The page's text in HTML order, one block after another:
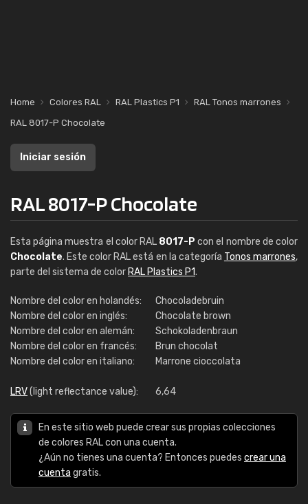
Home Colores RAL RAL Plastics P1
RAL Tonos marrones
RAL 8017-P Chocolate
Iniciar sesión
RAL 8017-P Chocolate
Esta página muestra el color RAL 8017-P con el nombre de color
Chocolate. Este color RAL está en la categoría Tonos marrones,
parte del sistema de color RAL Plastics P1.
Nombre del color en holandés:
Chocoladebruin
Nombre del color en inglés:
Chocolate brown
Nombre del color en alemán:
Schokoladenbraun
Nombre del color en francés:
Brun chocolat
Nombre del color en italiano:
Marrone cioccolata
LRV(light reflectance value): 6,64
En este sitio web puede crear sus propias colecciones
de colores RAL con una cuenta.
¿Aún no tienes una cuenta? Entonces puedes crear una
cuenta gratis.